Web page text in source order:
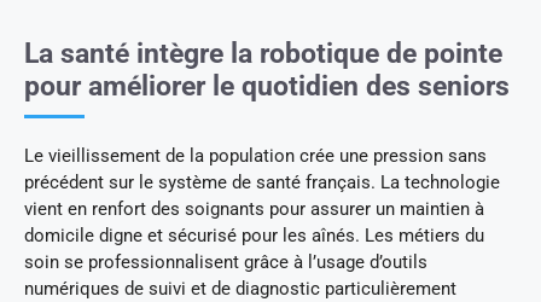
La santé intègre la robotique de pointe
pour améliorer le quotidien des seniors
Le vieillissement de la population crée une pression sans
précédent sur le système de santé français. La technologie
vient en renfort des soignants pour assurer un maintien à
domicile digne et sécurisé pour les aînés. Les métiers du
soin se professionnalisent grâce à l’usage d’outils
numériques de suivi et de diagnostic particulièrement